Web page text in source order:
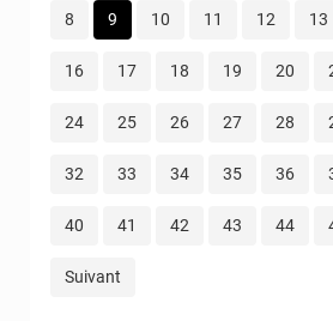
8 9 10 11 12 13
16 17 18 19 20
24 25 26 27 28
32 33 34 35 36
40 41 42 43 44
Suivant